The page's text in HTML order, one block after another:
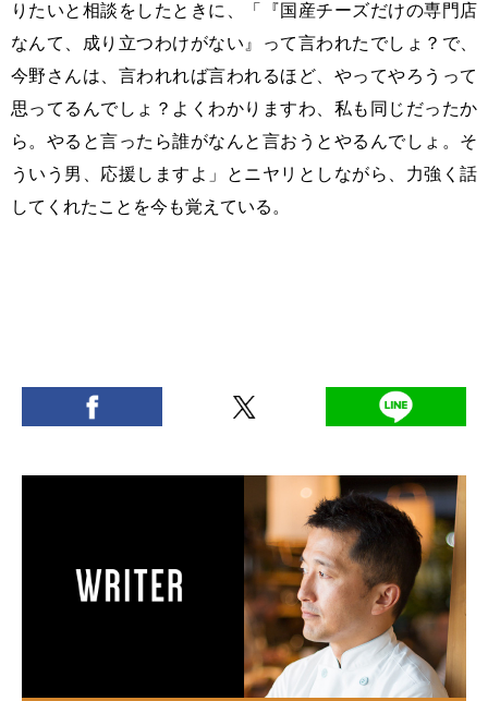
りたいと相談をしたときに、「『国産チーズだけの専門店
なんて、成り立つわけがない』って言われたでしょ？で、
今野さんは、言われれば言われるほど、やってやろうって
思ってるんでしょ？よくわかりますわ、私も同じだったか
ら。やると言ったら誰がなんと言おうとやるんでしょ。そ
ういう男、応援しますよ」とニヤリとしながら、力強く話
してくれたことを今も覚えている。